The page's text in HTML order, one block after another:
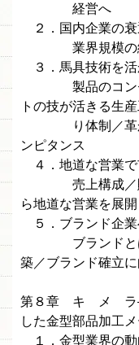
経営へ
２．国内企業の衰
業界規模の縮
３．馬具技術を活
製品のコンセプ
トの技が活きる生
り体制／革から
ンピタンス
４．地道な営業で
売上構成／販売
ら地道な営業を展開
５．ブランド企業
ブランドとは／
築／ブランド確立
第８章 キ メ ラ
した金型部品加工
１．金型業界の動